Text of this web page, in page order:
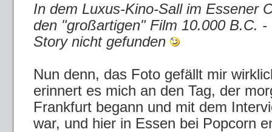
In dem Luxus-Kino-Sall im Essener
den "großartigen" Film 10.000 B.C.
Story nicht gefunden
Nun denn, das Foto gefällt mir
erinnert es mich an den Tag, der
Frankfurt begann und mit dem
war, und hier in Essen bei Popcorn